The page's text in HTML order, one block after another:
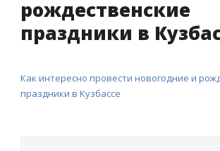
рождественские
праздники в
Как интересно провести новогодние и
праздники в Кузбассе